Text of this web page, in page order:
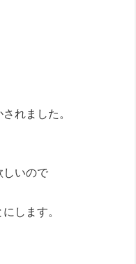
れました。
しいので
します。